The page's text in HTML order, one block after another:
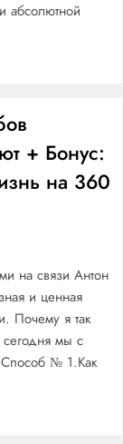
абсолютной
+ Бонус:
на 360
на связи Антон
и ценная
Почему я так
мы с
Способ № 1.Как